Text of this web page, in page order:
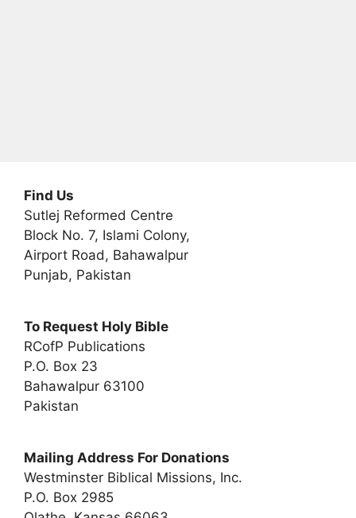
Find Us
Sutlej Reformed Centre
Block No. 7, Islami Colony,
Airport Road, Bahawalpur
Punjab, Pakistan
To Request Holy Bible
RCofP Publications
P.O. Box 23
Bahawalpur 63100
Pakistan
Mailing Address For Donations
Westminster Biblical Missions, Inc.
P.O. Box 2985